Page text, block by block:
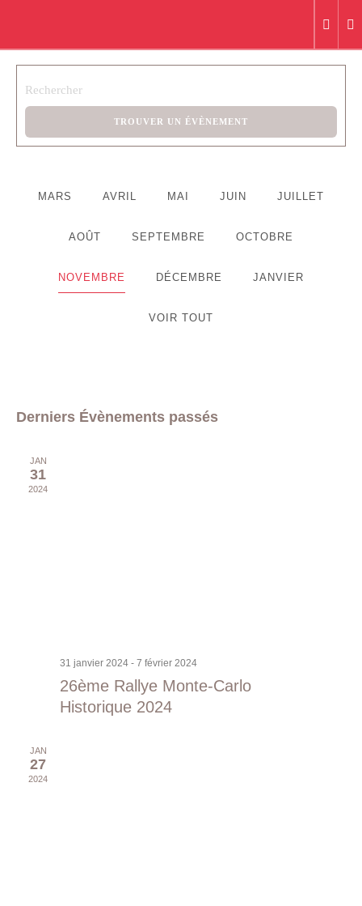
TROUVER UN ÉVÈNEMENT
MARS AVRIL MAI JUIN JUILLET
AOÛT SEPTEMBRE OCTOBRE
NOVEMBRE DÉCEMBRE JANVIER
VOIR TOUT
Derniers Évènements passés
JAN
31
2024
31 janvier 2024 - 7 février 2024
26ème Rallye Monte-Carlo
Historique 2024
JAN
27
2024